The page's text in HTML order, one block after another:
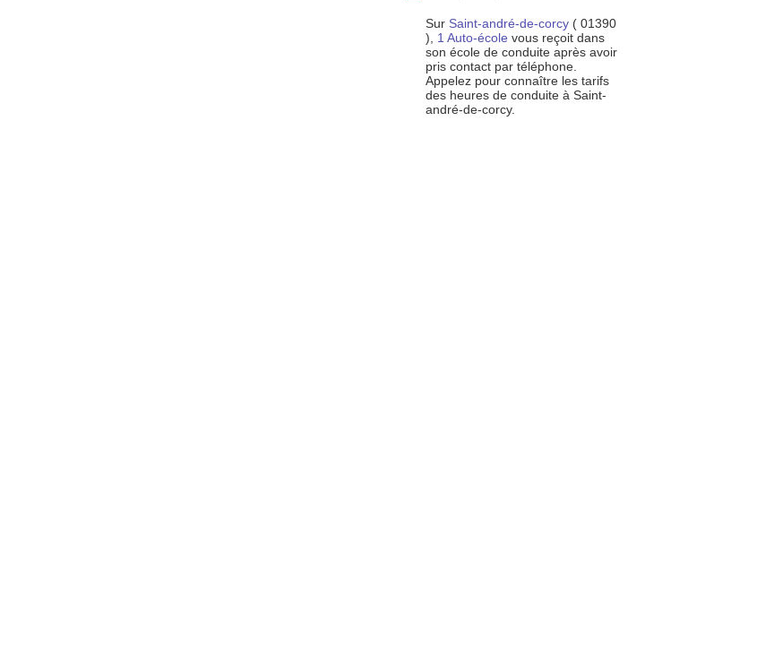
Sur Saint-andré-de-corcy ( 01390
), 1 Auto-école vous reçoit dans
son école de conduite après avoir
pris contact par téléphone.
Appelez pour connaître les tarifs
des heures de conduite à Saint-
andré-de-corcy.